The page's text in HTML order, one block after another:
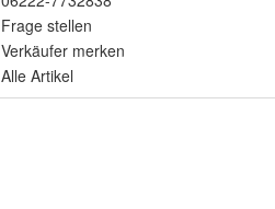
Frage stellen
Verkäufer merken
Alle Artikel